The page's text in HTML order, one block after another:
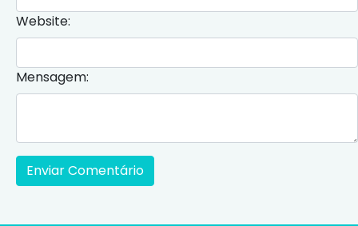
Website:
Mensagem: